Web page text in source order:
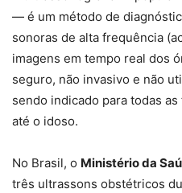
— é um método de
sonoras de alta frequência
imagens em tempo real dos
seguro, não invasivo e não
sendo indicado para todas
até o idoso.
No Brasil, o Ministério da
três ultrassons obstétricos